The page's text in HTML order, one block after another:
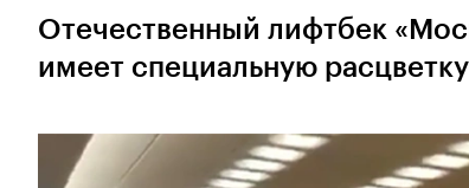
Отечественный лифтбек
имеет специальную